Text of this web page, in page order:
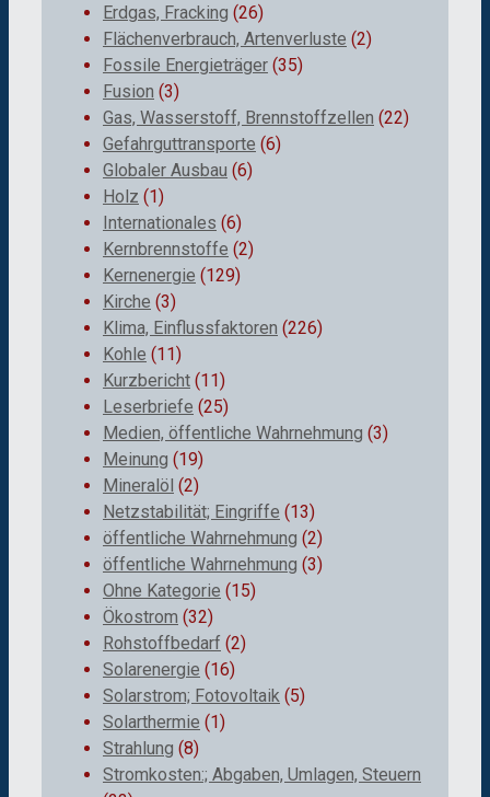
Erdgas, Fracking (26)
Flächenverbrauch, Artenverluste (2)
Fossile Energieträger (35)
Fusion (3)
Gas, Wasserstoff, Brennstoffzellen (22)
Gefahrguttransporte (6)
Globaler Ausbau (6)
Holz (1)
Internationales (6)
Kernbrennstoffe (2)
Kernenergie (129)
Kirche (3)
Klima, Einflussfaktoren (226)
Kohle (11)
Kurzbericht (11)
Leserbriefe (25)
Medien, öffentliche Wahrnehmung (3)
Meinung (19)
Mineralöl (2)
Netzstabilität; Eingriffe (13)
öffentliche Wahrnehmung (2)
öffentliche Wahrnehmung (3)
Ohne Kategorie (15)
Ökostrom (32)
Rohstoffbedarf (2)
Solarenergie (16)
Solarstrom; Fotovoltaik (5)
Solarthermie (1)
Strahlung (8)
Stromkosten:; Abgaben, Umlagen, Steuern